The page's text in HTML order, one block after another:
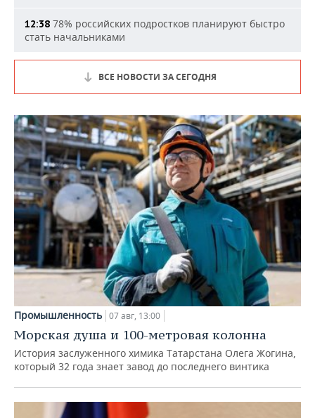
12:38 78% российских подростков планируют быстро
стать начальниками
ВСЕ НОВОСТИ ЗА СЕГОДНЯ
Промышленность 07 авг, 13:00
Морская душа и 100-метровая колонна
История заслуженного химика Татарстана Олега Жогина,
который 32 года знает завод до последнего винтика